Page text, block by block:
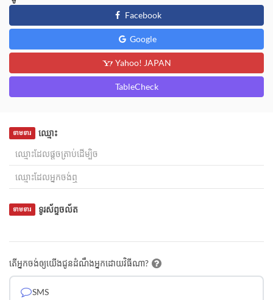
Facebook
Google
Yahoo! JAPAN
TableCheck
ឈ្មោះ
ទាមទារ
ទូរស័ព្ទចល័ត
ទាមទារ
តើអ្នកចង់ឲ្យយើងជូនដំណឹងអ្នកដោយវិធីណា?
SMS